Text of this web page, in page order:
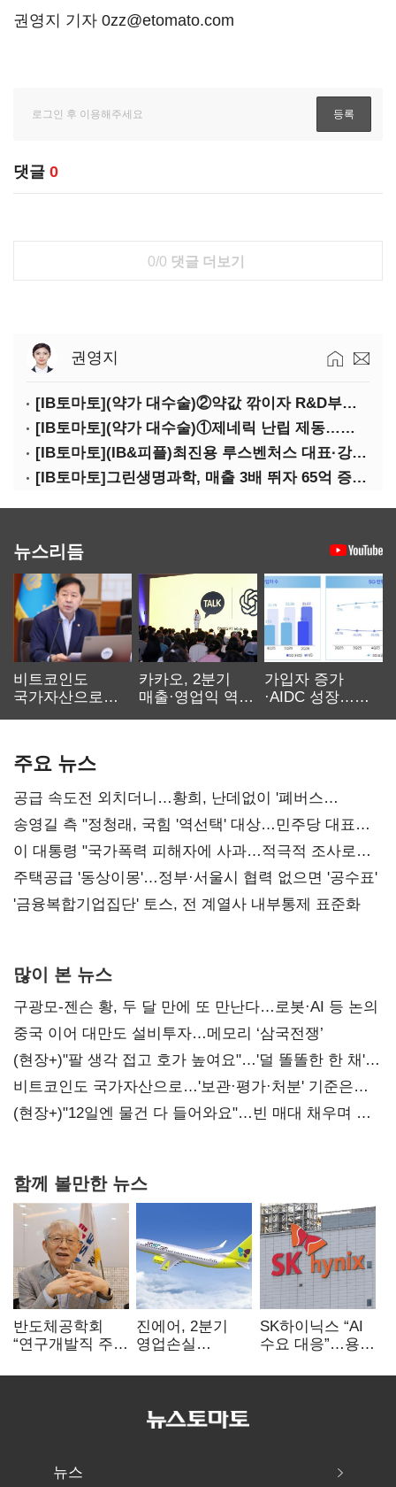
권영지 기자 0zz@etomato.com
댓글 0
0/0 댓글 더보기
권영지
[IB토마토](약가 대수술)②약값 깎이자 R&D부터 축소…제약업계 비상경영 돌입
[IB토마토](약가 대수술)①제네릭 난립 제동…중소 제약사 수익성 비상
[IB토마토](IB&피플)최진용 루스벤처스 대표·강승순 이사
[IB토마토]그린생명과학, 매출 3배 뛰자 65억 증설…상위 2곳 의존도 82%
뉴스리듬
비트코인도
국가자산으로…'
카카오, 2분기
매출·영업익 역대
가입자 증가
·AIDC 성장…
주요 뉴스
공급 속도전 외치더니…황희, 난데없이 '폐버스
리모델링' 제안
송영길 측 "정청래, 국힘 '역선택' 대상…민주당 대표로
총선 지휘 못해"
이 대통령 "국가폭력 피해자에 사과…적극적 조사로
진실 밝혀야"
주택공급 '동상이몽'…정부·서울시 협력 없으면 '공수표'
'금융복합기업집단' 토스, 전 계열사 내부통제 표준화
많이 본 뉴스
구광모-젠슨 황, 두 달 만에 또 만난다…로봇·AI 등 논의
중국 이어 대만도 설비투자…메모리 ‘삼국전쟁’
(현장+)"팔 생각 접고 호가 높여요"…'덜 똘똘한 한 채'
20억 키맞추기
비트코인도 국가자산으로…'보관·평가·처분' 기준은
숙제
(현장+)"12일엔 물건 다 들어와요"…빈 매대 채우며 문
함께 볼만한 뉴스
반도체공학회
“연구개발직 주
개선해야”
진에어, 2분기
영업손실
상승 여파
SK하이닉스 “AI
수요 대응”…용인
투자
뉴스